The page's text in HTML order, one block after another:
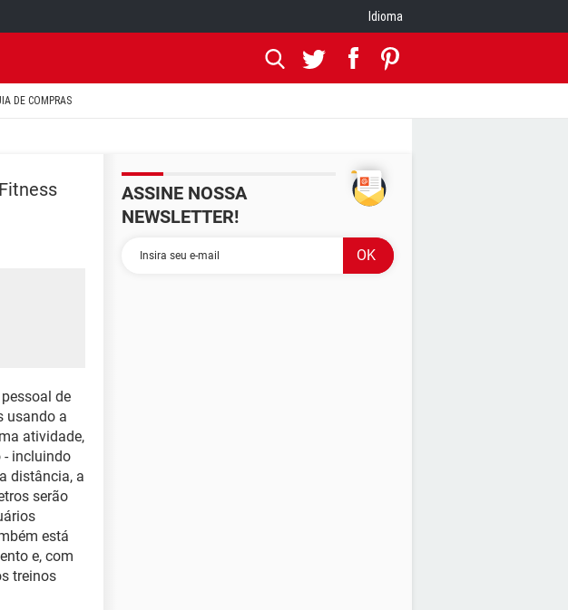
Idioma
DE COMPRAS
de
usando a
atividade,
- incluindo
distância, a
serão
está
e, com
treinos
ASSINE NOSSA
NEWSLETTER!